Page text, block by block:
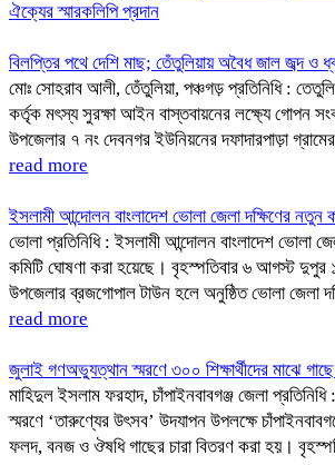
ঐক্যের স্মারকলিপি প্রদান
বিলপ্তির পথে দেশি মাছ; তেঁতুলিয়ায় অবৈধ জাল জব্দ ও
মোঃ সোহরাব আলী, তেঁতুলিয়া, পঞ্চগড় প্রতিনিধি :
কর্তৃক মৎস্য সুরক্ষা আইন বাস্তবায়নের লক্ষ্যে গোপন
উপজেলার ৭ নং দেবনগর ইউনিয়নের দফাদারপাড়া
read more
ইসলামী আন্দোলন বাংলাদেশ ভোলা জেলা দক্ষিণের নতুন
ভোলা প্রতিনিধি : ইসলামী আন্দোলন বাংলাদেশ ভোলা
কমিটি ঘোষণা করা হয়েছে। বৃহস্পতিবার ৬ আগস্ট দুপুর
উপজেলার ব্রজগোপাল টাউন হলে অনুষ্ঠিত ভোলা জেলা
read more
জুলাই গণঅভ্যুত্থান স্মরণে ৩০০ শিক্ষার্থীদের মাঝে গাছে
মাহিদুল ইসলাম ফরহাদ, চাঁপাইনবাবগঞ্জ জেলা
স্মরণে ‘তারুণ্যের উৎসব’ উদযাপন উপলক্ষে
ফলদ, বনজ ও ঔষধি গাছের চারা বিতরণ করা হয়।